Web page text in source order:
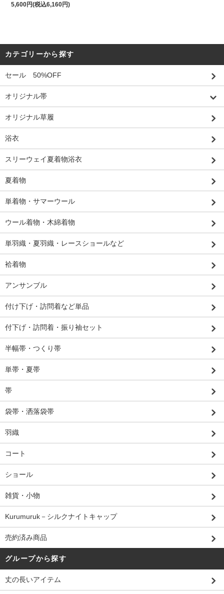
5,600円(税込6,160円)
カテゴリーから探す
セール 50%OFF
オリジナル帯
オリジナル草履
浴衣
スリーウェイ夏着物浴衣
夏着物
単着物・サマーウール
ウール着物・木綿着物
単羽織・夏羽織・レースショールなど
袷着物
アンサンブル
付け下げ・訪問着など単品
付下げ・訪問着・振り袖セット
半幅帯・つくり帯
単帯・夏帯
帯
袋帯・洒落袋帯
羽織
コート
ショール
雑貨・小物
Kurumuruk－シルクナイトキャップ
売約済み商品
グループから探す
丈の長いアイテム